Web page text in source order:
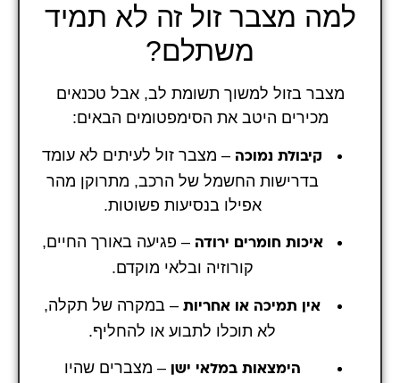
למה מצבר זול זה לא תמיד
משתלם?
מצבר בזול למשוך תשומת לב, אבל טכנאים
מכירים היטב את הסימפטומים הבאים:
קיבולת נמוכה – מצבר זול לעיתים לא עומד
בדרישות החשמל של הרכב, מתרוקן מהר
אפילו בנסיעות פשוטות.
איכות חומרים ירודה – פגיעה באורך החיים,
קורוזיה ובלאי מוקדם.
אין תמיכה או אחריות – במקרה של תקלה,
לא תוכלו לתבוע או להחליף.
הימצאות במלאי ישן
– מצברים שהיו